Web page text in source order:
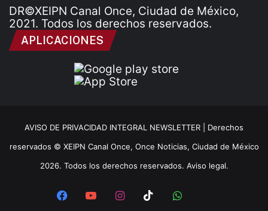
DR©XEIPN Canal Once, Ciudad de México,
2021. Todos los derechos reservados.
APLICACIONES
AVISO DE PRIVACIDAD INTEGRAL NEWSLETTER | Derechos
reservados © XEIPN Canal Once, Once Noticias, Ciudad de México
2026. Todos los derechos reservados. Aviso legal.
FacebookYouTubeInstagram
TikTokWhatsApp